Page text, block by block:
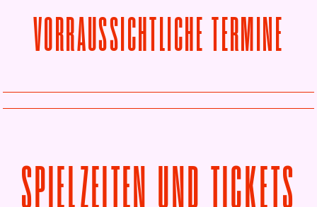
VORRAUSSICHTLICHE TERMINE
SPIELZEITEN UND TICKETS